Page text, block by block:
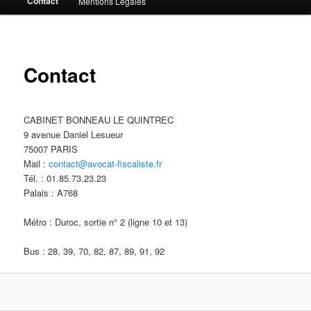
au
Contact
CABINET BONNEAU LE QUINTREC
9 avenue Daniel Lesueur
75007 PARIS
Mail :contact@avocat-fiscaliste.fr
Tél. : 01.85.73.23.23
Palais : A768
Métro : Duroc, sortie n° 2 (ligne 10 et 13)
Bus : 28, 39, 70, 82, 87, 89, 91, 92